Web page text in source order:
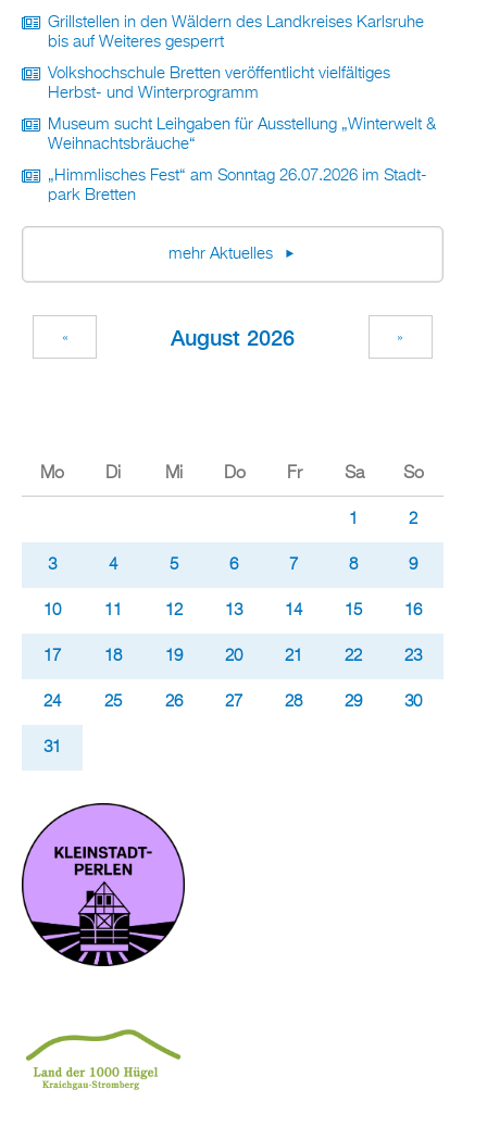
Grill­stel­len in den Wäl­dern des Land­krei­ses Karls­ru­he
bis auf Wei­te­res ge­sperrt
Volks­hoch­schu­le Brett­en ver­öf­fent­licht viel­fäl­ti­ges
Herbst- und Win­ter­pro­gramm
Mu­se­um sucht Leih­ga­ben für Aus­stel­lung „Win­ter­welt &
Weih­nachts­bräu­che“
„Himm­li­sches Fest“ am Sonn­tag 26.07.2026 im Stadt­
park Brett­en
mehr Ak­tu­el­les
Au­gust 2026
« »
Mo Di Mi Do Fr Sa So
1 2
3 4 5 6 7 8 9
10 11 12 13 14 15 16
17 18 19 20 21 22 23
24 25 26 27 28 29 30
31